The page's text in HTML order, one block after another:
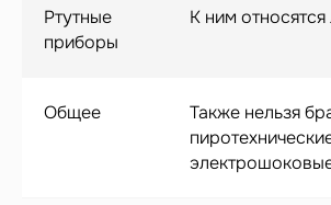
Ртутные
приборы
К ним
Общее
Также нельзя
ABS-пластика, полипропилена и текстиля